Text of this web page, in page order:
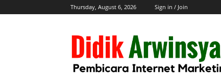
Thursday, August 6, 2026 Sign in / Join